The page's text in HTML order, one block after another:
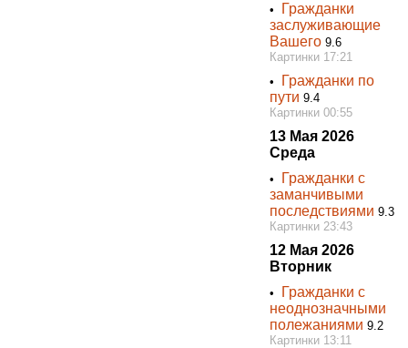
•
Гражданки
заслуживающие
Вашего 9.6
Картинки 17:21
•
Гражданки по
пути 9.4
Картинки 00:55
13 Мая 2026
Среда
•
Гражданки с
заманчивыми
последствиями 9.3
Картинки 23:43
12 Мая 2026
Вторник
•
Гражданки с
неоднозначными
полежаниями 9.2
Картинки 13:11